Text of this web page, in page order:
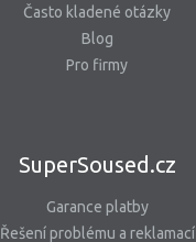
Často kladené otázky
Blog
Pro firmy
SuperSoused.cz
Garance platby
Řešení problému a reklamací